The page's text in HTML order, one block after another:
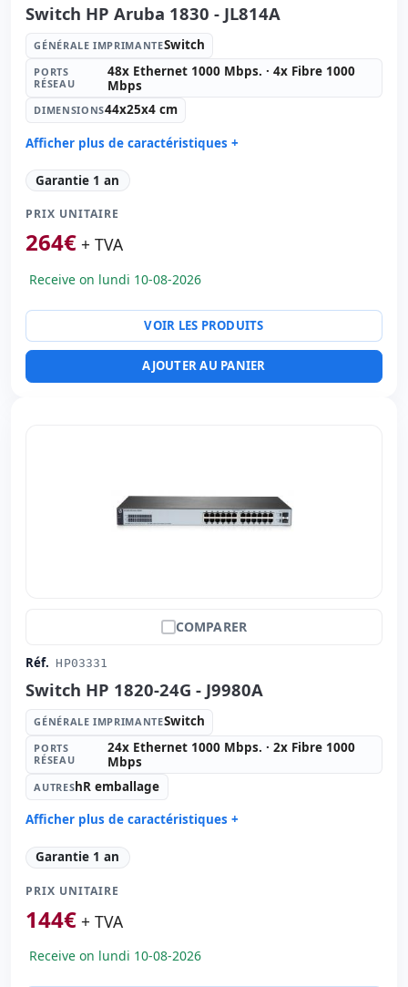
Switch HP Aruba 1830 - JL814A
GÉNÉRALE IMPRIMANTESwitch
PORTS
RÉSEAU
48x Ethernet 1000 Mbps. · 4x Fibre 1000
Mbps
DIMENSIONS44x25x4 cm
Afficher plus de caractéristiques +
Générale imprimante:
Ports réseau: 48x Ethernet 1000 Mbps. · 4x Fibre 1000
Mbps.
Dimensions:
Poids:
3.00 Kg.
Garantie 1 an
PRIX UNITAIRE
264€ + TVA
Receive on lundi 10-08-2026
VOIR LES PRODUITS
AJOUTER AU PANIER
COMPARER
Réf. HP03331
Switch HP 1820-24G - J9980A
GÉNÉRALE IMPRIMANTESwitch
PORTS
RÉSEAU
24x Ethernet 1000 Mbps. · 2x Fibre 1000
Mbps
AUTREShR emballage
Afficher plus de caractéristiques +
Générale imprimante:
Ports réseau: 24x Ethernet 1000 Mbps. · 2x Fibre 1000
Mbps.
Autres:
Dimensions: 44x25x4 cm.
Poids: 3.00 Kg.
Garantie 1 an
PRIX UNITAIRE
144€ + TVA
Receive on lundi 10-08-2026